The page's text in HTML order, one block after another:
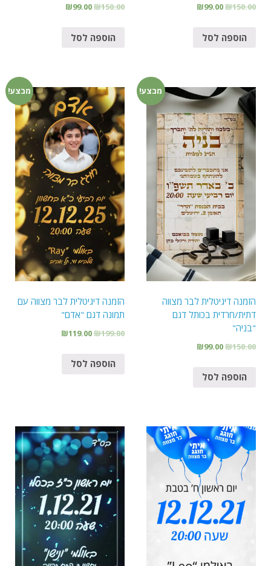
₪150.00
₪99.00
הוספה לסל
₪150.00
₪99.00
הוספה לסל
מבצע!
הזמנה דיגיטלית לבר מצווה
דתית/חרדית בכותל דגם
"בניה"
₪150.00
₪99.00
הוספה לסל
מבצע!
הזמנה דיגיטלית לבר מצווה עם
תמונה דגם "אדם"
₪199.00
₪119.00
הוספה לסל